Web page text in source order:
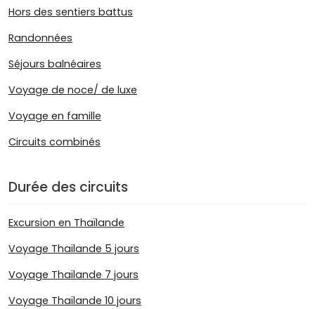
Hors des sentiers battus
Randonnées
Séjours balnéaires
Voyage de noce/ de luxe
Voyage en famille
Circuits combinés
Durée des circuits
Excursion en Thaïlande
Voyage Thaïlande 5 jours
Voyage Thaïlande 7 jours
Voyage Thaïlande 10 jours